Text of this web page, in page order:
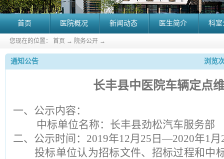
首页 医院概况 新闻动态 医生简介 科
您现在的位置： 首页 → 院务公开 →
通知公告 浏览
长丰县中医院车辆定点
一、公示内容：
中标单位名称：长丰县劲松汽车服务部
二、公示时间： 2019年12月25 日 —2020年1月
投标单位认为招标文件、 招标过程和中